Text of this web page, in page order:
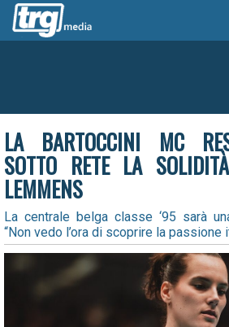
LA BARTOCCINI MC
SOTTO RETE LA
LEMMENS
La centrale belga classe ‘95 sarà
“Non vedo l’ora di scoprire la passione